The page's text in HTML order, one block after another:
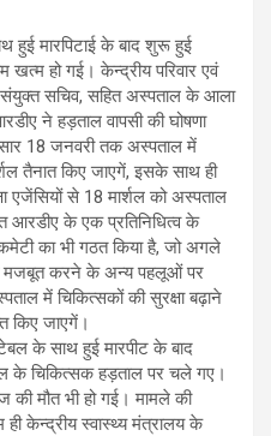
मारपिटाई के बाद शुरू हुई
खत्म हो गई। केन्द्रीय परिवार एवं
संयुक्त सचिव, सहित अस्पताल के आला
ने हड़ताल वापसी की घोषणा
18 जनवरी तक अस्पताल में
तैनात किए जाएगें, इसके साथ ही
एजेंसियों से 18 मार्शल को अस्पताल
आरडीए के एक प्रतिनिधित्व के
का भी गठत किया है, जो अगले
मजबूत करने के अन्य पहलूओं पर
में चिकित्सकों की सुरक्षा बढ़ाने
किए जाएगें।
के साथ हुई मारपीट के बाद
के चिकित्सक हड़ताल पर चले गए।
की मौत भी हो गई। मामले की
केन्द्रीय स्वास्थ्य मंत्रालय के